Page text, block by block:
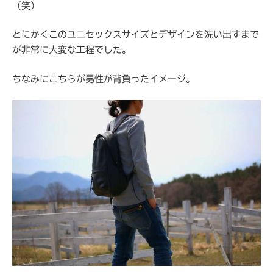
（笑）
とにかくこのユニセックスサイズとデザインを洗い出すまで
が非常に大変な工程でした。
ちなみにこちらが男性が背負ったイメージ。